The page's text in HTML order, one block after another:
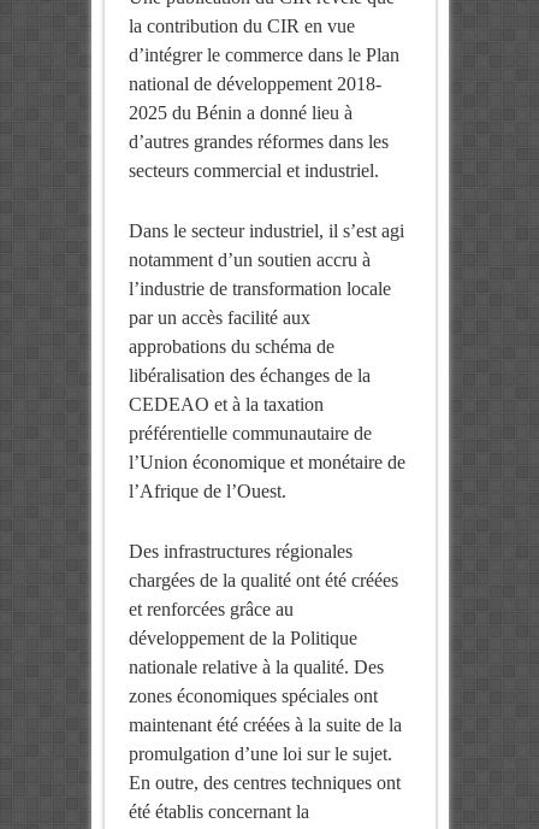
la contribution du CIR en vue
d’intégrer le commerce dans le Plan
national de développement 2018-
2025 du Bénin a donné lieu à
d’autres grandes réformes dans les
secteurs commercial et industriel.
Dans le secteur industriel, il s’est agi
notamment d’un soutien accru à
l’industrie de transformation locale
par un accès facilité aux
approbations du schéma de
libéralisation des échanges de la
CEDEAO et à la taxation
préférentielle communautaire de
l’Union économique et monétaire de
l’Afrique de l’Ouest.
Des infrastructures régionales
chargées de la qualité ont été créées
et renforcées grâce au
développement de la Politique
nationale relative à la qualité. Des
zones économiques spéciales ont
maintenant été créées à la suite de la
promulgation d’une loi sur le sujet.
En outre, des centres techniques ont
été établis concernant la